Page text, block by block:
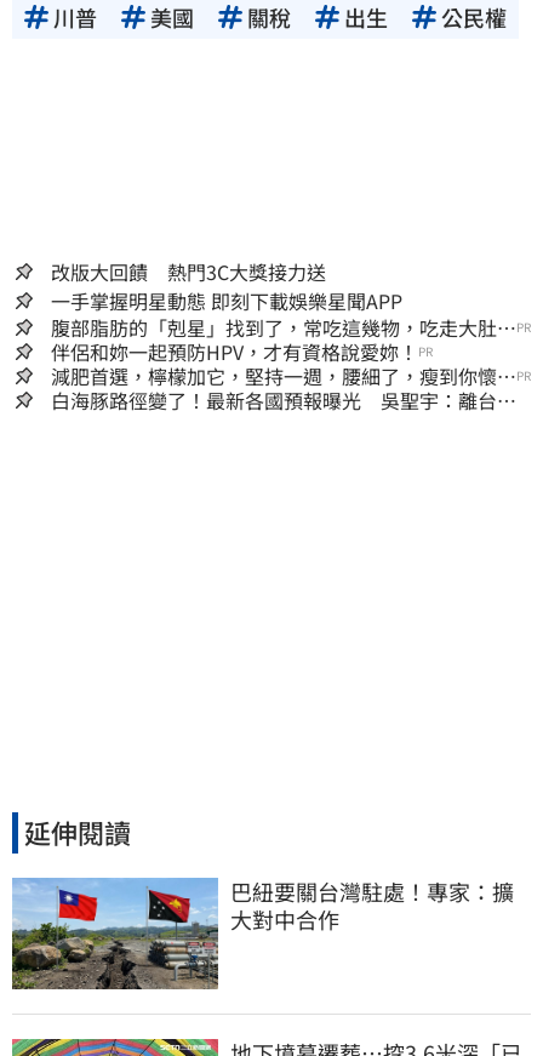
川普 美國 關稅 出生 公民權
改版大回饋 熱門3C大獎接力送
一手掌握明星動態 即刻下載娛樂星聞APP
腹部脂肪的「剋星」找到了，常吃這幾物，吃走大肚
囊，瘦出小蠻腰
PR
伴侶和妳一起預防HPV，才有資格說愛妳！ PR
減肥首選，檸檬加它，堅持一週，腰細了，瘦到你懷疑
人生
PR
白海豚路徑變了！最新各國預報曝光 吳聖宇：離台灣
延伸閱讀
巴紐要關台灣駐處！專家：擴
大對中合作